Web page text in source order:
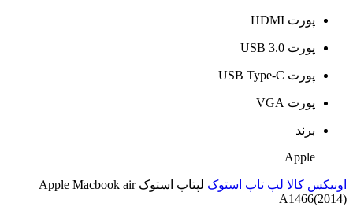
پورت HDMI
پورت USB 3.0
پورت USB Type-C
پورت VGA
برند
Apple
اونیکس کالا لپ تاپ استوک
لپتاپ استوک Apple Macbook air
A1466(2014)